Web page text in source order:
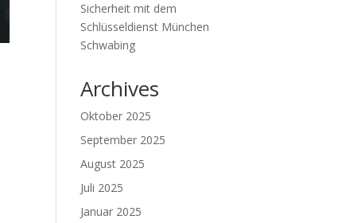
Sicherheit mit dem
Schlüsseldienst München
Schwabing
Archives
Oktober 2025
September 2025
August 2025
Juli 2025
Januar 2025